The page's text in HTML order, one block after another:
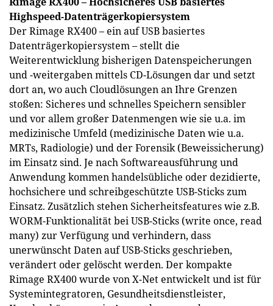
Highspeed-Datenträgerkopiersystem
Der Rimage RX400 – ein auf USB basiertes
Datenträgerkopiersystem – stellt die
Weiterentwicklung bisherigen Datenspeicherungen
und -weitergaben mittels CD-Lösungen dar und setzt
dort an, wo auch Cloudlösungen an Ihre Grenzen
stoßen: Sicheres und schnelles Speichern sensibler
und vor allem großer Datenmengen wie sie u.a. im
medizinische Umfeld (medizinische Daten wie u.a.
MRTs, Radiologie) und der Forensik (Beweissicherung)
im Einsatz sind. Je nach Softwareausführung und
Anwendung kommen handelsübliche oder dezidierte,
hochsichere und schreibgeschützte USB-Sticks zum
Einsatz. Zusätzlich stehen Sicherheitsfeatures wie z.B.
WORM-Funktionalität bei USB-Sticks (write once, read
many) zur Verfügung und verhindern, dass
unerwünscht Daten auf USB-Sticks geschrieben,
verändert oder gelöscht werden. Der kompakte
Rimage RX400 wurde von X-Net entwickelt und ist für
Systemintegratoren, Gesundheitsdienstleister,